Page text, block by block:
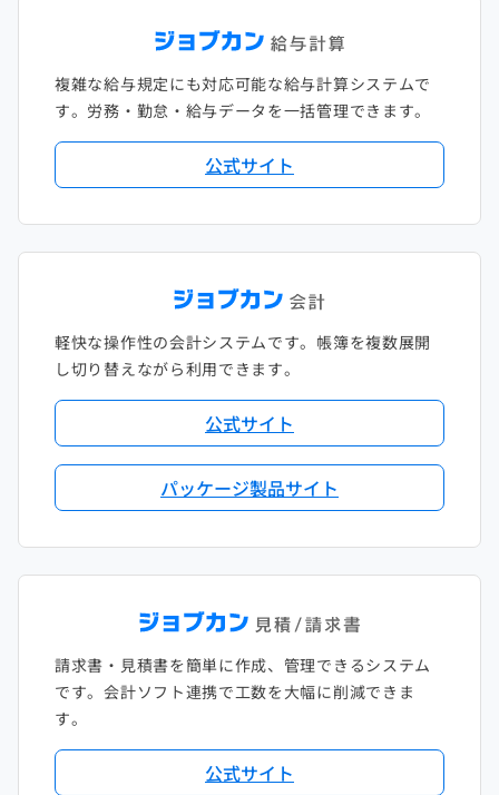
複雑な給与規定にも対応可能な給与計算システムで
す。労務・勤怠・給与データを一括管理できます。
公式サイト
軽快な操作性の会計システムです。帳簿を複数展開
し切り替えながら利用できます。
公式サイト
パッケージ製品サイト
請求書・見積書を簡単に作成、管理できるシステム
です。会計ソフト連携で工数を大幅に削減できま
す。
公式サイト